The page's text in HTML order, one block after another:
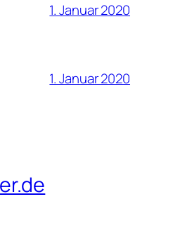
1. Januar 2020
1. Januar 2020